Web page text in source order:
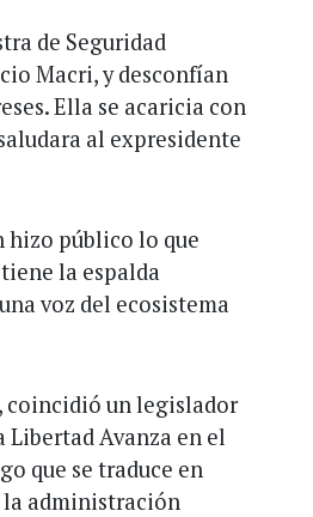
de Seguridad
Macri, y desconfían
Ella se acaricia con
al expresidente
hizo público lo que
la espalda
voz del ecosistema
coincidió un legislador
Libertad Avanza en el
que se traduce en
la administración